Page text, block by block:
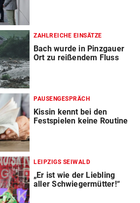
ZAHLREICHE EINSÄTZE
Bach wurde in Pinzgauer
Ort zu reißendem Fluss
PAUSENGESPRÄCH
Kissin kennt bei den
Festspielen keine Routine
LEIPZIGS SEIWALD
„Er ist wie der Liebling
aller Schwiegermütter!“